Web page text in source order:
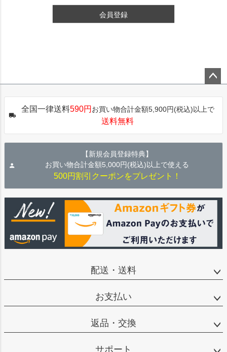
会員登録
ップ
全国一律送料590円 お買い物合計金額5,900円(税込)以上で
送料無料
【新規会員登録特典】
お買い物合計金額5,000円(税込)以上で使える
500円割引クーポンをプレゼント！
配送・送料
お支払い
返品・交換
サポート